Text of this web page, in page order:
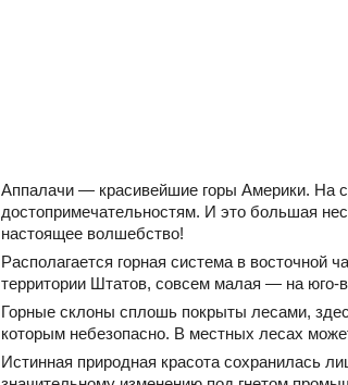
Аппалачи — красивейшие горы Америки. На
достопримечательностям. И это большая
настоящее волшебство!
Располагается горная система в восточной
территории Штатов, совсем малая — на
Горные склоны сплошь покрыты лесами,
которым небезопасно. В местных лесах
Истинная природная красота сохранилась